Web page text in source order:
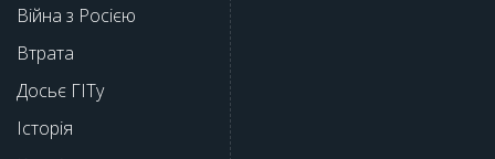
Війна з Росією
Втрата
Досьє ГІТу
Історія